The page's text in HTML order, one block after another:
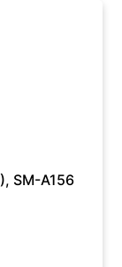
SM-A156